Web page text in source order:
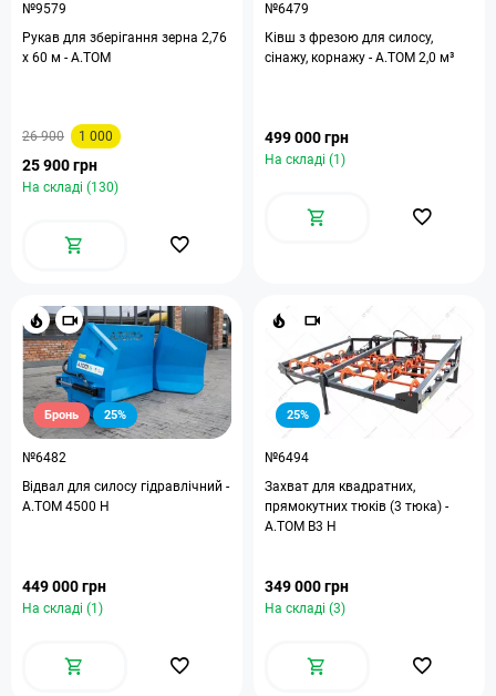
№9579
Рукав для зберігання зерна 2,76
х 60 м - A.TOM
26 900 1 000
25 900 грн
На складі (130)
№6479
Ківш з фрезою для силосу,
сінажу, корнажу - A.TOM 2,0 м³
499 000 грн
На складі (1)
Бронь 25%
№6482
Відвал для силосу гідравлічний -
А.ТОМ 4500 H
449 000 грн
На складі (1)
25%
№6494
Захват для квадратних,
прямокутних тюків (3 тюка) -
A.TOM B3 H
349 000 грн
На складі (3)